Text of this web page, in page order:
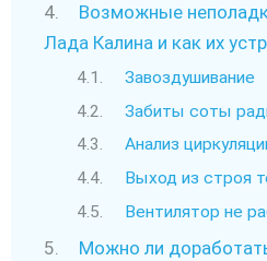
Возможные
Лада Калина и как их
Завоздушивание
Забиты соты
Анализ
Выход из строя
Вентилятор не
Можно ли